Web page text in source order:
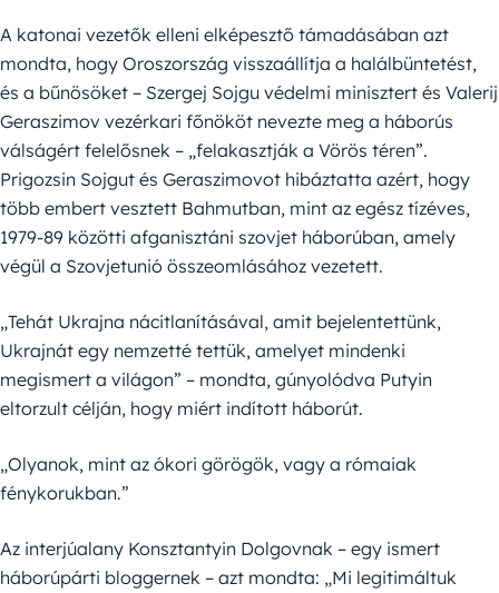
A katonai vezetők elleni elképesztő támadásában azt
mondta, hogy Oroszország visszaállítja a halálbüntetést,
és a bűnösöket – Szergej Sojgu védelmi minisztert és Valerij
Geraszimov vezérkari főnököt nevezte meg a háborús
válságért felelősnek – „felakasztják a Vörös téren”.
Prigozsin Sojgut és Geraszimovot hibáztatta azért, hogy
több embert vesztett Bahmutban, mint az egész tízéves,
1979-89 közötti afganisztáni szovjet háborúban, amely
végül a Szovjetunió összeomlásához vezetett.
„Tehát Ukrajna nácitlanításával, amit bejelentettünk,
Ukrajnát egy nemzetté tettük, amelyet mindenki
megismert a világon” – mondta, gúnyolódva Putyin
eltorzult célján, hogy miért indított háborút.
„Olyanok, mint az ókori görögök, vagy a rómaiak
fénykorukban.”
Az interjúalany Konsztantyin Dolgovnak – egy ismert
háborúpárti bloggernek – azt mondta: „Mi legitimáltuk